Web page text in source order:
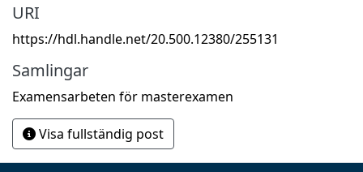
URI
https://hdl.handle.net/20.500.12380/255131
Samlingar
Examensarbeten för masterexamen
Visa fullständig post